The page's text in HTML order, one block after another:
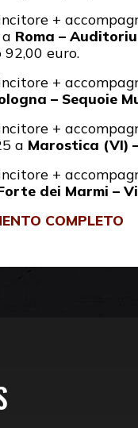
+
Roma –
euro.
+
– Sequoie
+
a Marostica (VI)
+
dei Marmi –
COMPLETO